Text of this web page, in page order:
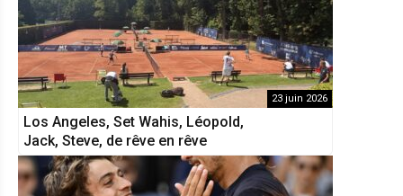
23 juin 2026
Los Angeles, Set Wahis, Léopold,
Jack, Steve, de rêve en rêve